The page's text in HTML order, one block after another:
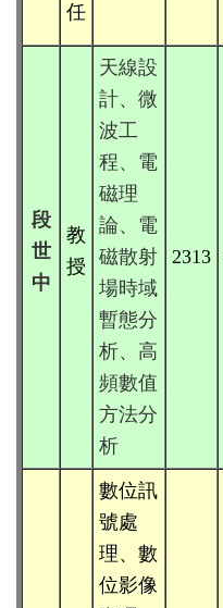
任
段
世
中
教
授
天線設
計、微
波工
程、電
磁理
論、電
磁散射
場時域
暫態分
析、高
頻數值
方法分
析
2313
數位訊
號處
理、數
位影像